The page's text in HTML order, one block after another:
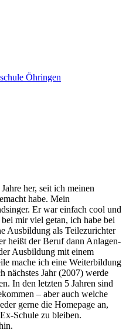
her, seit ich meinen
habe. Mein
Er war einfach cool und
mir viel getan, ich habe bei
Ausbildung als Teilezurichter
heißt der Beruf dann Anlagen-
Ausbildung mit einem
mache ich eine Weiterbildung
nächstes Jahr (2007) werde
In den letzten 5 Jahren sind
– aber auch welche
gerne die Homepage an,
Schule zu bleiben.